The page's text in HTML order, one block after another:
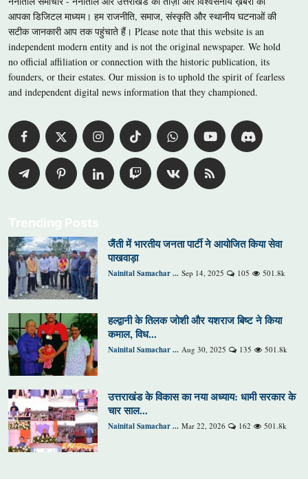
आपका डिजिटल माध्यम। हम राजनीति, समाज, संस्कृति और स्थानीय घटनाओं की
सटीक जानकारी आप तक पहुंचाते हैं। Please note that this website is an
independent modern entity and is not the original newspaper. We hold
no official affiliation or connection with the historic publication, its
founders, or their estates. Our mission is to uphold the spirit of fearless
and independent digital news information that they championed.
Trending Posts
जैंती में भारतीय जनता पार्टी ने आयोजित किया सेवा
पाखवाड़ा
Nainital Samachar ... Sep 14, 2025 105 501.8k
हल्द्वानी के तिलक जोशी और यशराज बिष्ट ने किया
कमाल, विध...
Nainital Samachar ... Aug 30, 2025 135 501.8k
उत्तराखंड के विकास का नया अध्याय: धामी सरकार के
चार साल...
Nainital Samachar ... Mar 22, 2026 162 501.8k